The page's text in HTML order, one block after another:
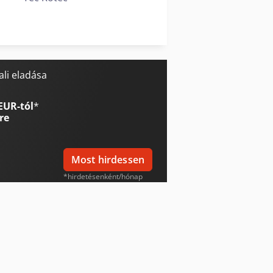
eladása
tól*
Most hirdessen
*hirdetésenként/hónap